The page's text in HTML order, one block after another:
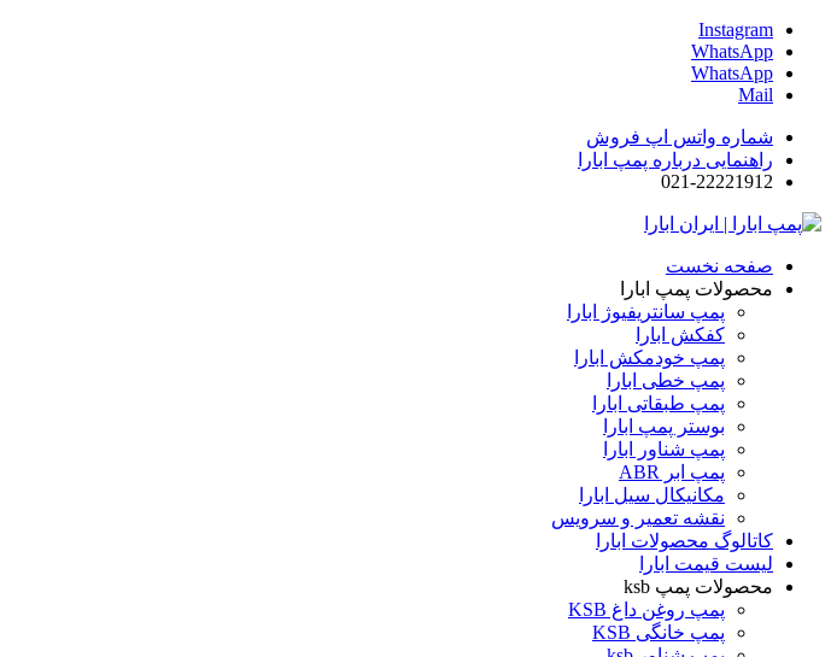
Instagram
WhatsApp
WhatsApp
Mail
شماره واتس اپ فروش
راهنمایی درباره پمپ ابارا
021-22221912
صفحه نخست
محصولات پمپ ابارا
پمپ سانتریفیوژ ابارا
کفکش ابارا
پمپ خودمکش ابارا
پمپ خطی ابارا
پمپ طبقاتی ابارا
بوستر پمپ ابارا
پمپ شناور ابارا
پمپ ابر ABR
مکانیکال سیل ابارا
نقشه تعمیر و سرویس
کاتالوگ محصولات ابارا
لیست قیمت ابارا
محصولات پمپ ksb
پمپ روغن داغ KSB
پمپ خانگی KSB